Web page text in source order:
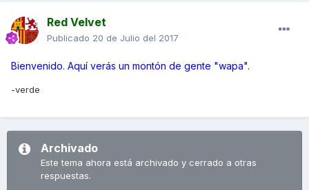
Red Velvet
Publicado 20 de Julio del 2017
Bienvenido. Aquí verás un montón de gente "wapa".
-verde
Archivado
Este tema ahora está archivado y cerrado a otras
respuestas.